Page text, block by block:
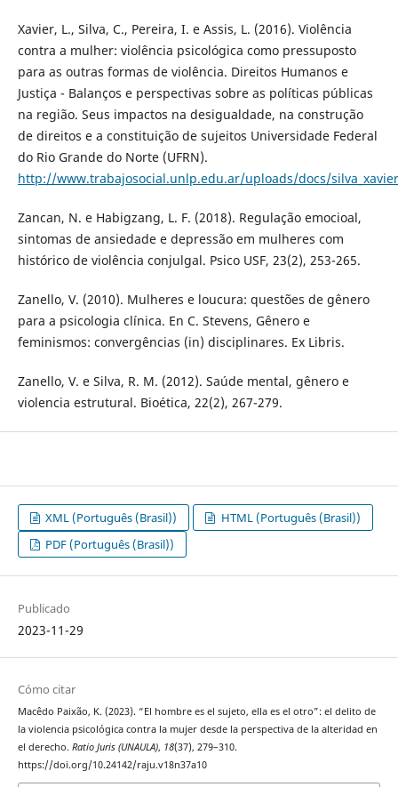
Xavier, L., Silva, C., Pereira, I. e Assis, L. (2016). Violência
contra a mulher: violência psicológica como pressuposto
para as outras formas de violência. Direitos Humanos e
Justiça - Balanços e perspectivas sobre as políticas públicas
na região. Seus impactos na desigualdade, na construção
de direitos e a constituição de sujeitos Universidade Federal
do Rio Grande do Norte (UFRN).
http://www.trabajosocial.unlp.edu.ar/uploads/docs/
Zancan, N. e Habigzang, L. F. (2018). Regulação emocioal,
sintomas de ansiedade e depressão em mulheres com
histórico de violência conjulgal. Psico USF, 23(2), 253-265.
Zanello, V. (2010). Mulheres e loucura: questões de gênero
para a psicologia clínica. En C. Stevens, Gênero e
feminismos: convergências (in) disciplinares. Ex Libris.
Zanello, V. e Silva, R. M. (2012). Saúde mental, gênero e
violencia estrutural. Bioética, 22(2), 267-279.
XML (Português (Brasil))
HTML (Português (Brasil))
PDF (Português (Brasil))
Publicado
2023-11-29
Cómo citar
Macêdo Paixão, K. (2023). “El hombre es el sujeto, ella es el otro”: el delito de
la violencia psicológica contra la mujer desde la perspectiva de la alteridad en
el derecho. Ratio Juris (UNAULA), 18(37), 279–310.
https://doi.org/10.24142/raju.v18n37a10